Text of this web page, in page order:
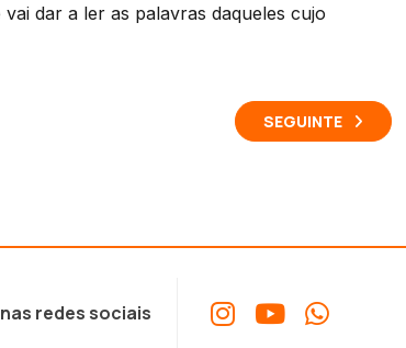
dar a ler as palavras daqueles cujo
SEGUINTE
redes sociais